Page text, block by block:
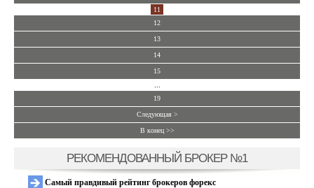
11
12
13
14
15
19
Следующая >
В конец >>
РЕКОМЕНДОВАННЫЙ БРОКЕР №1
Самый правдивый рейтинг брокеров форекс